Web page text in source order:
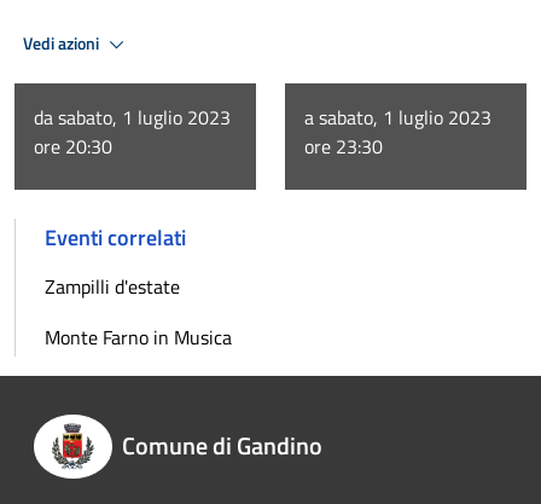
Vedi azioni
da sabato, 1 luglio 2023
ore 20:30
a sabato, 1 luglio 2023
ore 23:30
Eventi correlati
Zampilli d'estate
Monte Farno in Musica
Comune di Gandino